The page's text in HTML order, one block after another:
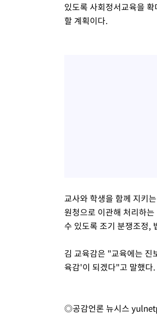
있도록 사회정서교육을
할 계획이다.
교사와 학생을 함께 지키
원청으로 이관해 처리하
수 있도록 조기 분쟁조정,
김 교육감은 "교육에는 진
육감'이 되겠다"고 말했다.
◎공감언론 뉴시스